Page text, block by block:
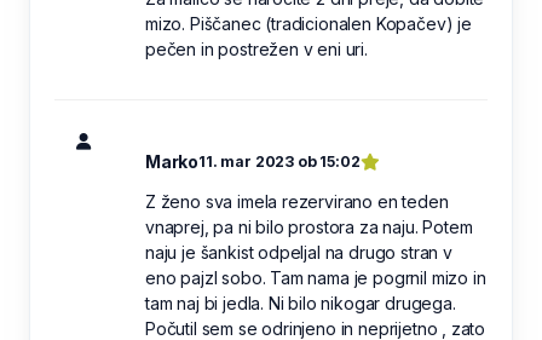
mizo. Piščanec (tradicionalen Kopačev) je
pečen in postrežen v eni uri.
Marko11. mar 2023 ob 15:02
Z ženo sva imela rezervirano en teden
vnaprej, pa ni bilo prostora za naju. Potem
naju je šankist odpeljal na drugo stran v
eno pajzl sobo. Tam nama je pogrnil mizo in
tam naj bi jedla. Ni bilo nikogar drugega.
Počutil sem se odrinjeno in neprijetno , zato